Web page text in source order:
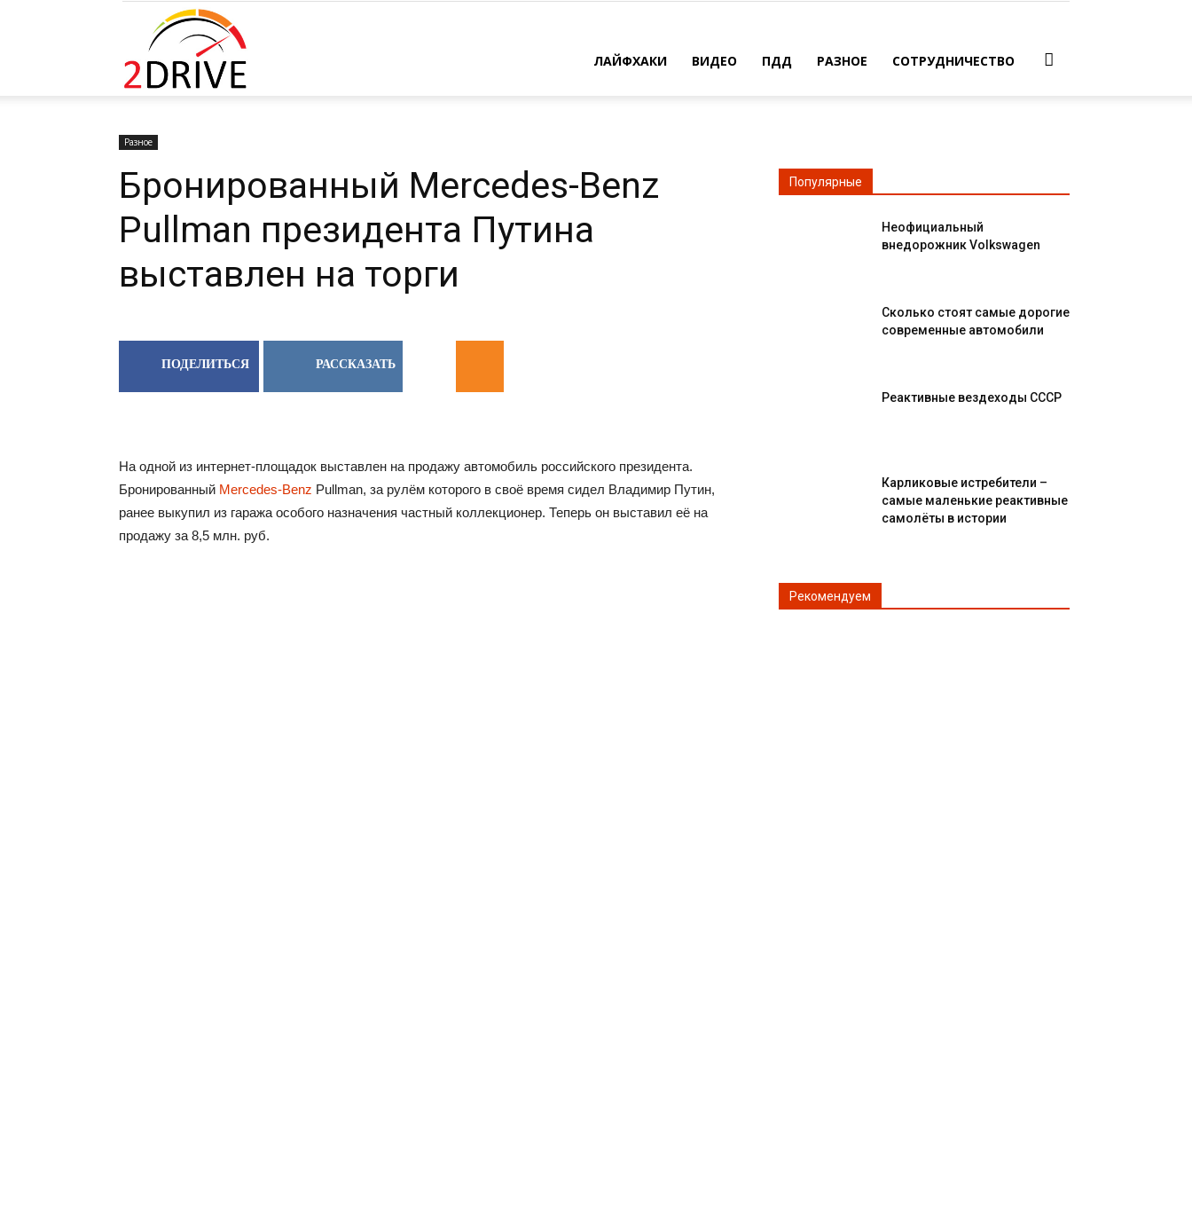
ЛАЙФХАКИ ВИДЕО ПДД РАЗНОЕ СОТРУДНИЧЕСТВО
Разное
Бронированный Mercedes-Benz
Pullman президента Путина
выставлен на торги
ПОДЕЛИТЬСЯ РАССКАЗАТЬ
На одной из интернет-площадок выставлен на продажу автомобиль российского президента.
Бронированный Mercedes-Benz Pullman, за рулём которого в своё время сидел Владимир Путин,
ранее выкупил из гаража особого назначения частный коллекционер. Теперь он выставил её на
продажу за 8,5 млн. руб.
Популярные
Неофициальный
внедорожник Volkswagen
Сколько стоят самые дорогие
современные автомобили
Реактивные вездеходы СССР
Карликовые истребители –
самые маленькие реактивные
самолёты в истории
Рекомендуем